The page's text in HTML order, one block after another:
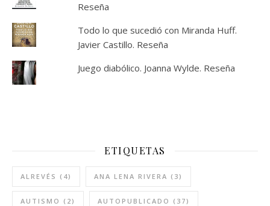
Reseña
Todo lo que sucedió con Miranda Huff.
Javier Castillo. Reseña
Juego diabólico. Joanna Wylde. Reseña
ETIQUETAS
ALREVÉS (4) ANA LENA RIVERA (3)
AUTISMO (2) AUTOPUBLICADO (37)